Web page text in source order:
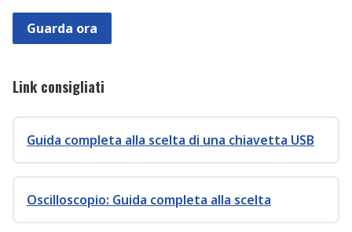
Guarda ora
Link consigliati
Guida completa alla scelta di una chiavetta USB
Oscilloscopio: Guida completa alla scelta